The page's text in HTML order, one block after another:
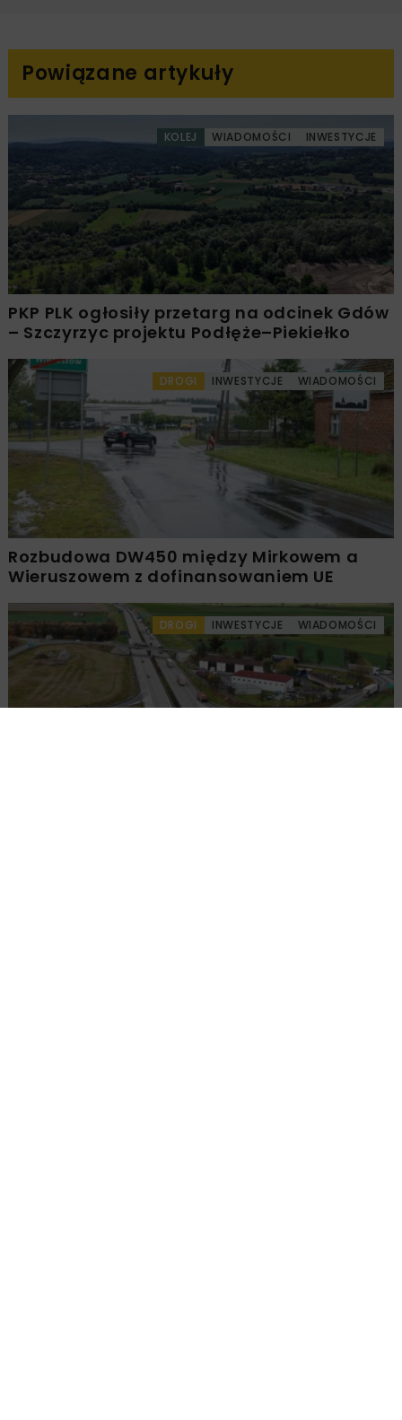
Powiązane artykuły
KOLEJ WIADOMOŚCI INWESTYCJE
PKP PLK ogłosiły przetarg na odcinek Gdów
– Szczyrzyc projektu Podłęże–Piekiełko
DROGI INWESTYCJE WIADOMOŚCI
Rozbudowa DW450 między Mirkowem a
Wieruszowem z dofinansowaniem UE
DROGI INWESTYCJE WIADOMOŚCI